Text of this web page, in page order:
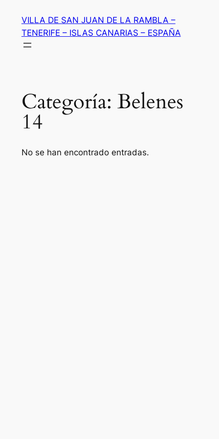
contenido
VILLA DE SAN JUAN DE LA RAMBLA –
TENERIFE – ISLAS CANARIAS – ESPAÑA
Categoría: Belenes
14
No se han encontrado entradas.